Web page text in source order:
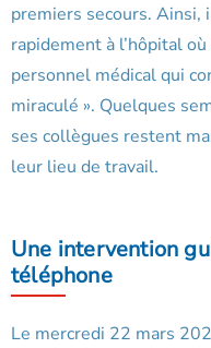
premiers secours. Ainsi,
rapidement à l’hôpital
personnel médical qui
miraculé ». Quelques
ses collègues restent
leur lieu de travail.
Une intervention
téléphone
Le mercredi 22 mars